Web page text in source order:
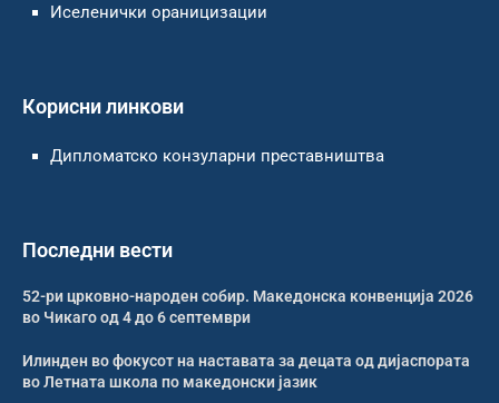
Иселенички ораницизации
Корисни линкови
Дипломатско конзуларни преставништва
Последни вести
52-ри црковно-народен собир. Македонска конвенција 2026
во Чикаго од 4 до 6 септември
Илинден во фокусот на наставата за децата од дијаспората
во Летната школа по македонски јазик